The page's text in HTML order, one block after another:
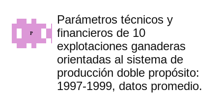
Parámetros técnicos y
financieros de 10
explotaciones ganaderas
orientadas al sistema de
producción doble propósito:
1997-1999, datos promedio.